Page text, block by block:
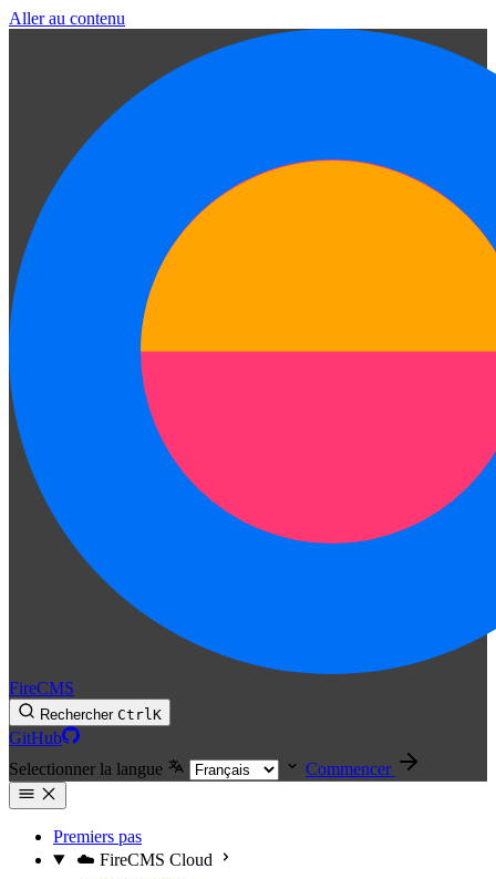
Aller au contenu
FireCMS
Rechercher CtrlK
GitHub
Selectionner la langue
Commencer
Premiers pas
☁️ FireCMS Cloud